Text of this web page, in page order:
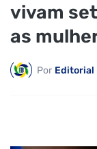
vivam
as
Por Editorial